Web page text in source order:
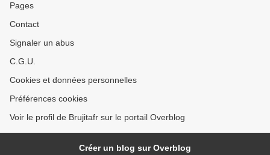
Pages
Contact
Signaler un abus
C.G.U.
Cookies et données personnelles
Préférences cookies
Voir le profil de Brujitafr sur le portail Overblog
Créer un blog sur Overblog